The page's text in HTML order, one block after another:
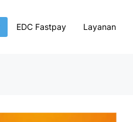
EDC Fastpay Layanan